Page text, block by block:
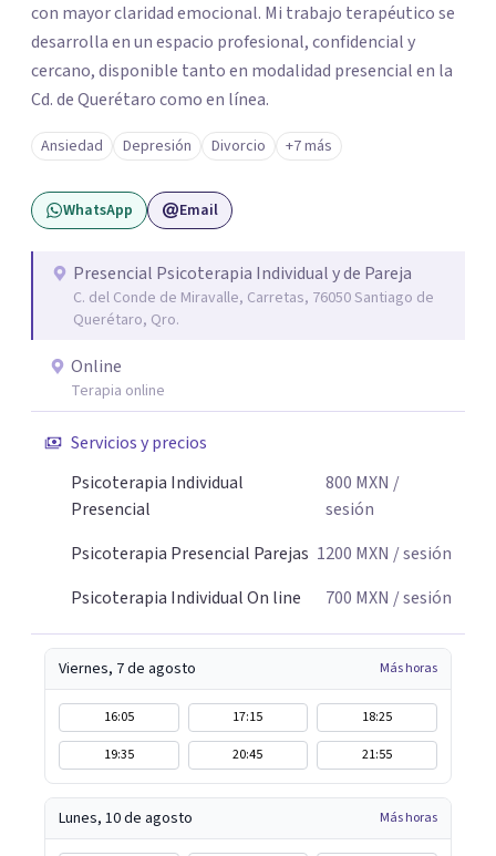
con mayor claridad emocional. Mi trabajo terapéutico se
desarrolla en un espacio profesional, confidencial y
cercano, disponible tanto en modalidad presencial en la
Cd. de Querétaro como en línea.
Ansiedad Depresión Divorcio +7 más
WhatsApp Email
Presencial Psicoterapia Individual y de Pareja
C. del Conde de Miravalle, Carretas, 76050 Santiago de
Querétaro, Qro.
Online
Terapia online
Servicios y precios
Psicoterapia Individual
Presencial
800 MXN /
sesión
Psicoterapia Presencial Parejas 1200 MXN / sesión
Psicoterapia Individual On line
700 MXN / sesión
Viernes, 7 de agosto Más horas
16:05 17:15
18:25
19:35
20:45 21:55
Lunes, 10 de agosto Más horas